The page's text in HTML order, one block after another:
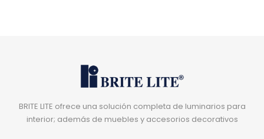
BRITE LITE ofrece una solución completa de luminarios para
interior; además de muebles y accesorios decorativos